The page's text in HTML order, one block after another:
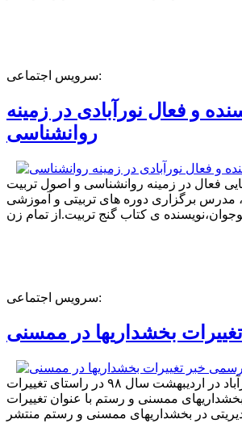
سرویس اجتماعی:
و فعال نورآبادی در زمینه
روانشناسی
فعال در زمینه روانشناسی و اصول تربیت
1369 هستم ، مدرس برگزاری دوره های تربیتی و آموزشی
سرویس اجتماعی:
بخشداریها در ممسنی
بر اساس ادعای خبر نورآباد در اردیبهشت سال ۹۸ در راستای تغییرات
ممسنی و رستم با عنوان تغییرات